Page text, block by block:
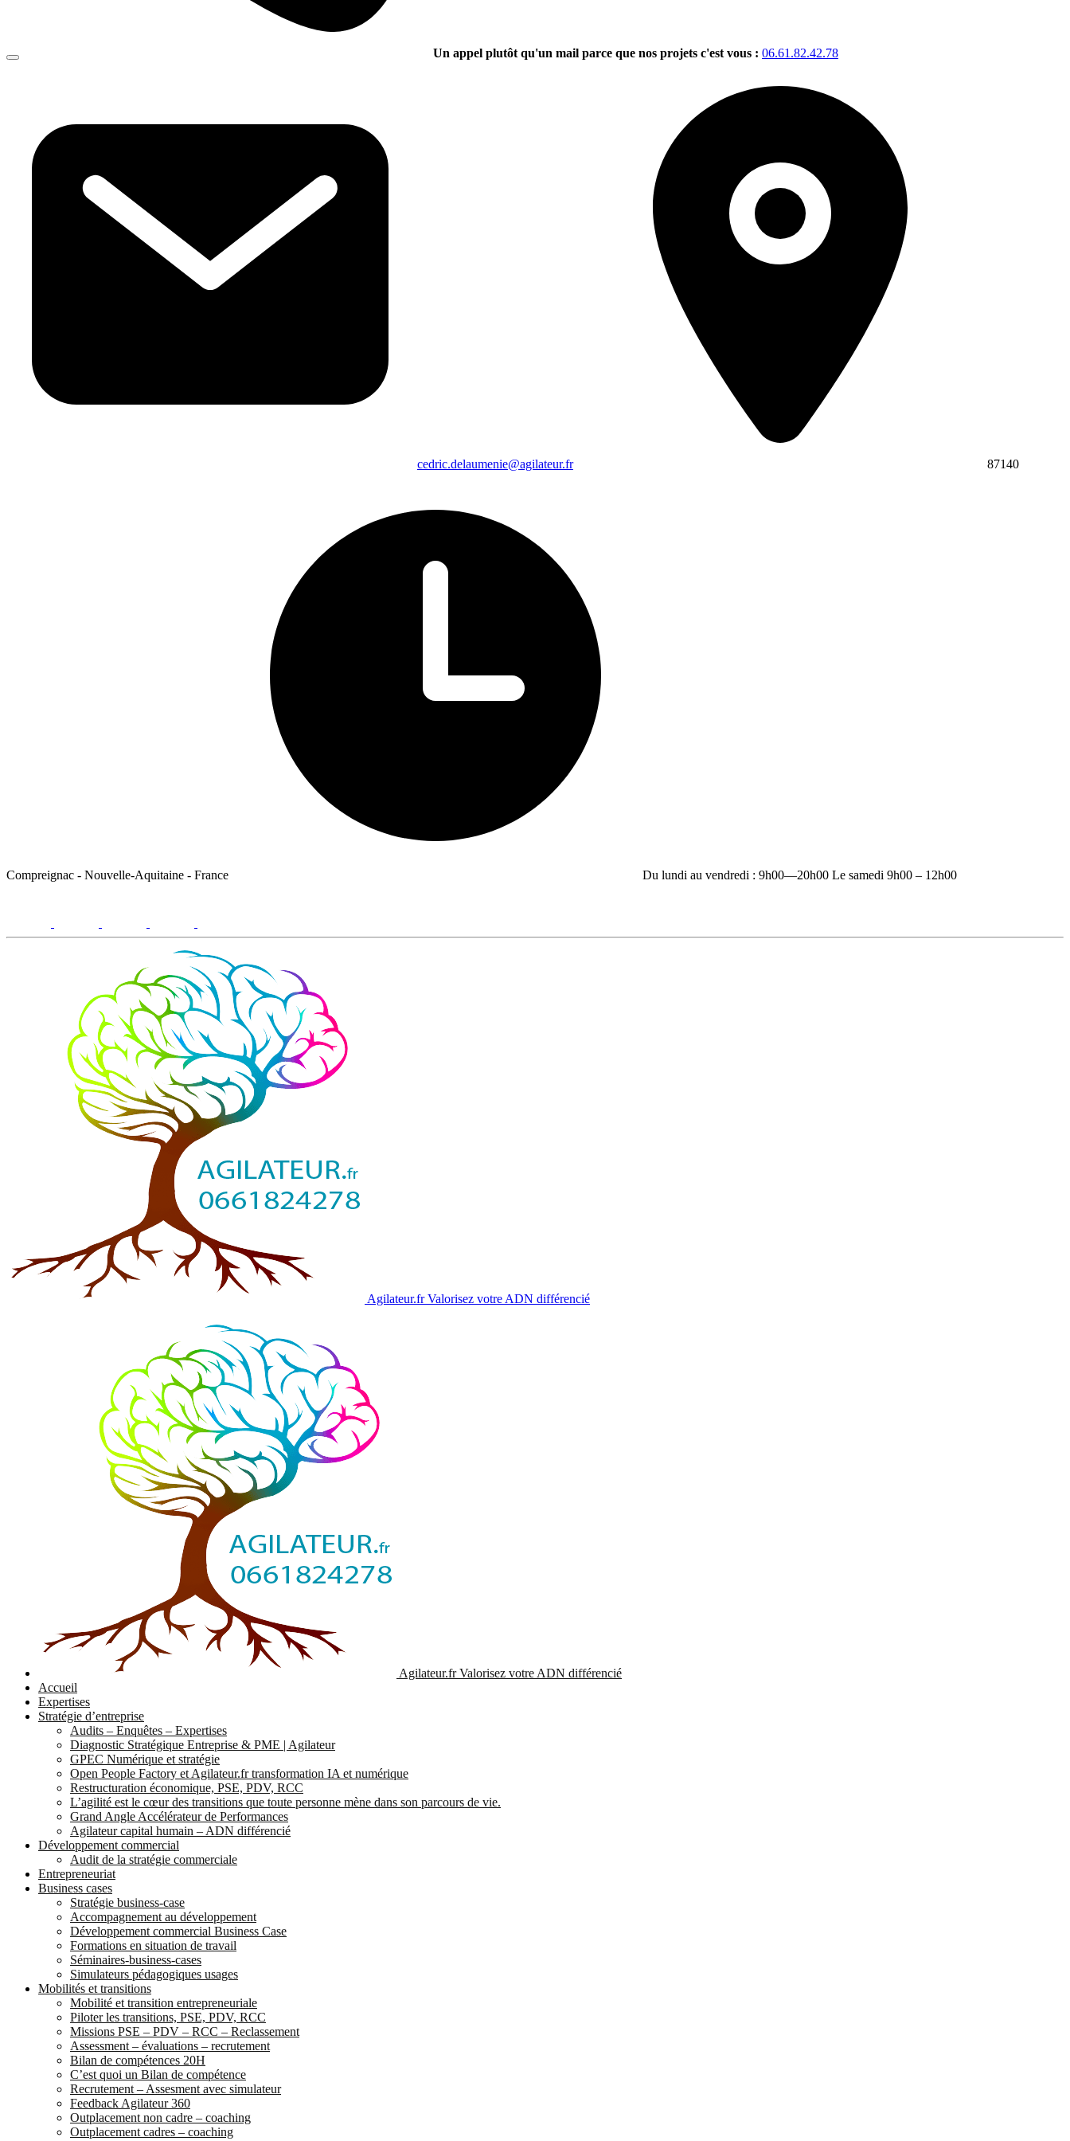
Un appel plutôt qu'un mail parce que nos projets c'est vous : 06.61.82.42.78
cedric.delaumenie@agilateur.fr 87140
Compreignac - Nouvelle-Aquitaine - France
Du lundi au vendredi : 9h00—20h00 Le samedi 9h00 – 12h00
Agilateur.frValorisez votre ADN différencié
Agilateur.frValorisez votre ADN différencié
Accueil
Expertises
Stratégie d’entreprise
Audits – Enquêtes – Expertises
Diagnostic Stratégique Entreprise & PME | Agilateur
GPEC Numérique et stratégie
Open People Factory et Agilateur.fr transformation IA et numérique
Restructuration économique, PSE, PDV, RCC
L’agilité est le cœur des transitions que toute personne mène dans son parcours de vie.
Grand Angle Accélérateur de Performances
Agilateur capital humain – ADN différencié
Développement commercial
Audit de la stratégie commerciale
Entrepreneuriat
Business cases
Stratégie business-case
Accompagnement au développement
Développement commercial Business Case
Formations en situation de travail
Séminaires-business-cases
Simulateurs pédagogiques usages
Mobilités et transitions
Mobilité et transition entrepreneuriale
Piloter les transitions, PSE, PDV, RCC
Missions PSE – PDV – RCC – Reclassement
Assessment – évaluations – recrutement
Bilan de compétences 20H
C’est quoi un Bilan de compétence
Recrutement – Assesment avec simulateur
Feedback Agilateur 360
Outplacement non cadre – coaching
Outplacement cadres – coaching